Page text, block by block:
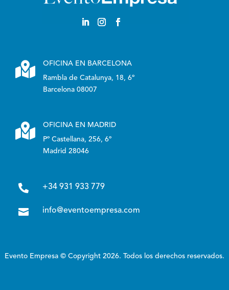

OFICINA EN BARCELONA
Rambla de Catalunya, 18, 6º
Barcelona 08007

OFICINA EN MADRID
Pº Castellana, 256, 6º
Madrid 28046
 +34 931 933 779
 info@eventoempresa.com
Evento Empresa © Copyright 2026. Todos los derechos reservados.